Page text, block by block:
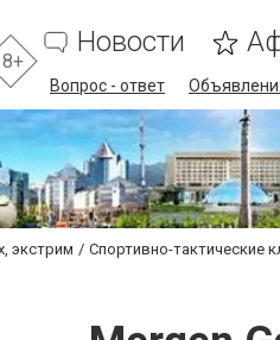
Новости
Вопрос - ответ
экстрим Спортивно-тактические